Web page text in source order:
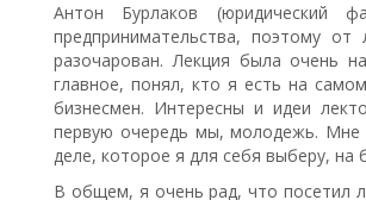
Антон Бурлаков (юридический
предпринимательства, поэтому
разочарован. Лекция была очень
главное, понял, кто я есть на
бизнесмен. Интересны и идеи
первую очередь мы, молодежь. Мне
деле, которое я для себя выберу, на
В общем, я очень рад, что посетил